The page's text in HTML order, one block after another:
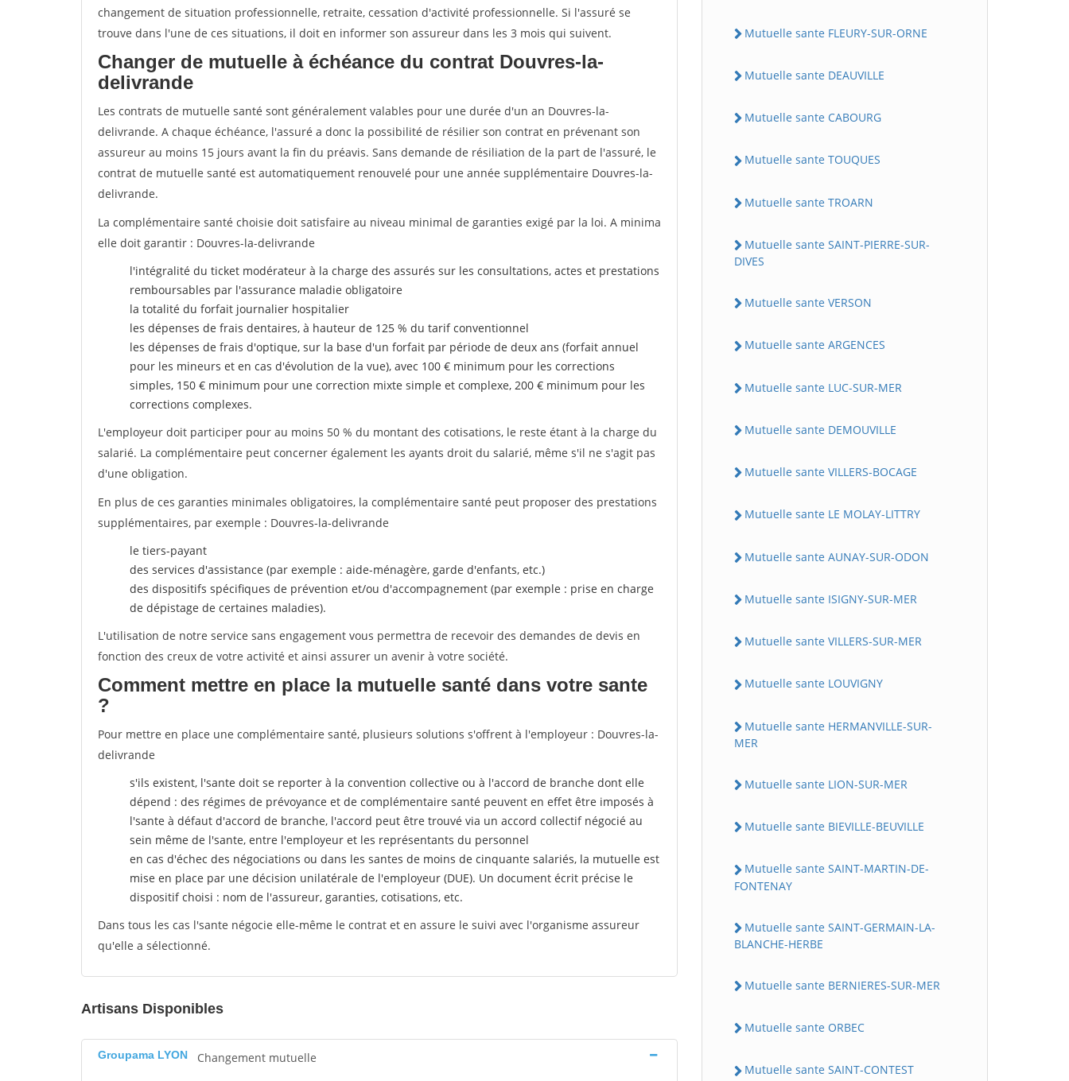
changement de situation professionnelle, retraite, cessation d'activité professionnelle. Si l'assuré se
trouve dans l'une de ces situations, il doit en informer son assureur dans les 3 mois qui suivent.
Changer de mutuelle à échéance du contrat Douvres-la-
delivrande
Les contrats de mutuelle santé sont généralement valables pour une durée d'un an Douvres-la-
delivrande. A chaque échéance, l'assuré a donc la possibilité de résilier son contrat en prévenant son
assureur au moins 15 jours avant la fin du préavis. Sans demande de résiliation de la part de l'assuré, le
contrat de mutuelle santé est automatiquement renouvelé pour une année supplémentaire Douvres-la-
delivrande.
La complémentaire santé choisie doit satisfaire au niveau minimal de garanties exigé par la loi. A minima
elle doit garantir : Douvres-la-delivrande
l'intégralité du ticket modérateur à la charge des assurés sur les consultations, actes et prestations
remboursables par l'assurance maladie obligatoire
la totalité du forfait journalier hospitalier
les dépenses de frais dentaires, à hauteur de 125 % du tarif conventionnel
les dépenses de frais d'optique, sur la base d'un forfait par période de deux ans (forfait annuel
pour les mineurs et en cas d'évolution de la vue), avec 100 € minimum pour les corrections
simples, 150 € minimum pour une correction mixte simple et complexe, 200 € minimum pour les
corrections complexes.
L'employeur doit participer pour au moins 50 % du montant des cotisations, le reste étant à la charge du
salarié. La complémentaire peut concerner également les ayants droit du salarié, même s'il ne s'agit pas
d'une obligation.
En plus de ces garanties minimales obligatoires, la complémentaire santé peut proposer des prestations
supplémentaires, par exemple : Douvres-la-delivrande
le tiers-payant
des services d'assistance (par exemple : aide-ménagère, garde d'enfants, etc.)
des dispositifs spécifiques de prévention et/ou d'accompagnement (par exemple : prise en charge
de dépistage de certaines maladies).
L'utilisation de notre service sans engagement vous permettra de recevoir des demandes de devis en
fonction des creux de votre activité et ainsi assurer un avenir à votre société.
Comment mettre en place la mutuelle santé dans votre sante
?
Pour mettre en place une complémentaire santé, plusieurs solutions s'offrent à l'employeur : Douvres-la-
delivrande
s'ils existent, l'sante doit se reporter à la convention collective ou à l'accord de branche dont elle
dépend : des régimes de prévoyance et de complémentaire santé peuvent en effet être imposés à
l'sante à défaut d'accord de branche, l'accord peut être trouvé via un accord collectif négocié au
sein même de l'sante, entre l'employeur et les représentants du personnel
en cas d'échec des négociations ou dans les santes de moins de cinquante salariés, la mutuelle est
mise en place par une décision unilatérale de l'employeur (DUE). Un document écrit précise le
dispositif choisi : nom de l'assureur, garanties, cotisations, etc.
Dans tous les cas l'sante négocie elle-même le contrat et en assure le suivi avec l'organisme assureur
qu'elle a sélectionné.
Artisans Disponibles
Groupama LYON Changement mutuelle
Mutuelle sante FLEURY-SUR-ORNE
Mutuelle sante DEAUVILLE
Mutuelle sante CABOURG
Mutuelle sante TOUQUES
Mutuelle sante TROARN
Mutuelle sante SAINT-PIERRE-SUR-
DIVES
Mutuelle sante VERSON
Mutuelle sante ARGENCES
Mutuelle sante LUC-SUR-MER
Mutuelle sante DEMOUVILLE
Mutuelle sante VILLERS-BOCAGE
Mutuelle sante LE MOLAY-LITTRY
Mutuelle sante AUNAY-SUR-ODON
Mutuelle sante ISIGNY-SUR-MER
Mutuelle sante VILLERS-SUR-MER
Mutuelle sante LOUVIGNY
Mutuelle sante HERMANVILLE-SUR-
MER
Mutuelle sante LION-SUR-MER
Mutuelle sante BIEVILLE-BEUVILLE
Mutuelle sante SAINT-MARTIN-DE-
FONTENAY
Mutuelle sante SAINT-GERMAIN-LA-
BLANCHE-HERBE
Mutuelle sante BERNIERES-SUR-MER
Mutuelle sante ORBEC
Mutuelle sante SAINT-CONTEST